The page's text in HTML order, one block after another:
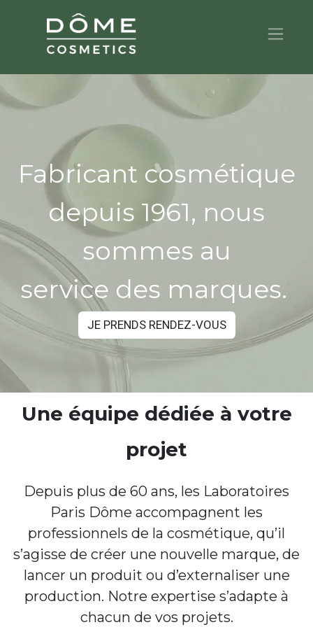
Fabricant cosmétique
depuis 1961, nous
sommes au
service des marques.
JE PRENDS RENDEZ-VOUS
Une équipe dédiée à votre
projet
Depuis plus de 60 ans, les Laboratoires
Paris Dôme accompagnent les
professionnels de la cosmétique, qu’il
s’agisse de créer une nouvelle marque, de
lancer un produit ou d’externaliser une
production. Notre expertise s’adapte à
chacun de vos projets.